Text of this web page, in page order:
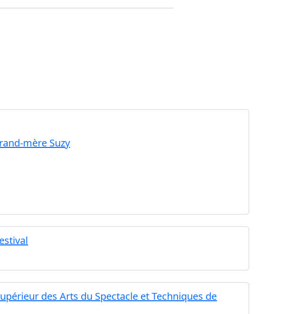
mère Suzy
des Arts du Spectacle et Techniques de